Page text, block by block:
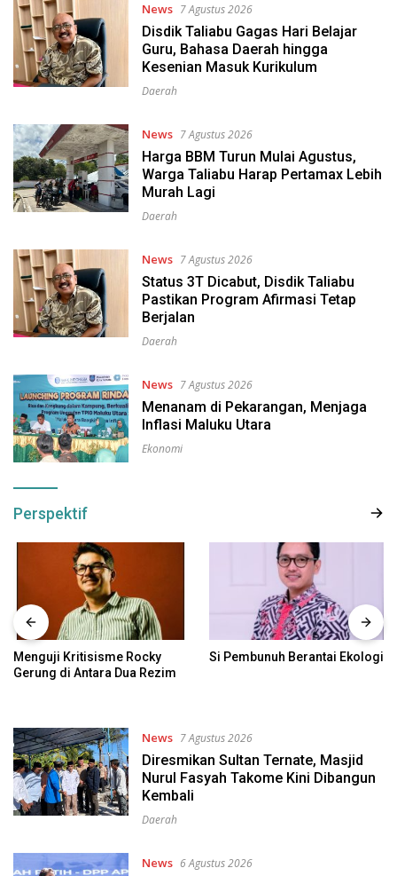
News 7 Agustus 2026
Disdik Taliabu Gagas Hari Belajar
Guru, Bahasa Daerah hingga
Kesenian Masuk Kurikulum
Daerah
News 7 Agustus 2026
Harga BBM Turun Mulai Agustus,
Warga Taliabu Harap Pertamax Lebih
Murah Lagi
Daerah
News 7 Agustus 2026
Status 3T Dicabut, Disdik Taliabu
Pastikan Program Afirmasi Tetap
Berjalan
Daerah
News 7 Agustus 2026
Menanam di Pekarangan, Menjaga
Inflasi Maluku Utara
Ekonomi
Perspektif
Menguji Kritisisme Rocky
Gerung di Antara Dua Rezim
Si Pembunuh Berantai Ekologi
News 7 Agustus 2026
Diresmikan Sultan Ternate, Masjid
Nurul Fasyah Takome Kini Dibangun
Kembali
Daerah
News 6 Agustus 2026